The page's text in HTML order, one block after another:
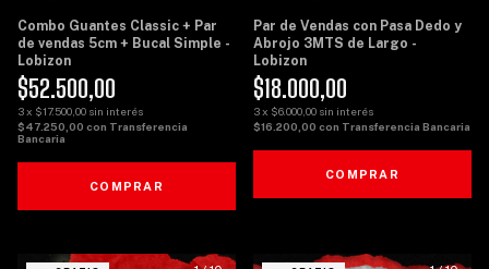
Combo Guantes Classic + Par
de vendas 5cm + Bucal Simple -
Lobizon
$52.500,00
3x $17.500,00 sin interés
$47.250,00 con Transferencia
Bancaria
COMPRAR
Par de Vendas con Pasa Dedo y
Abrojo 3MTS de Largo -
Lobizon
$18.000,00
3x $6.000,00 sin interés
$16.200,00 con Transferencia Bancaria
COMPRAR